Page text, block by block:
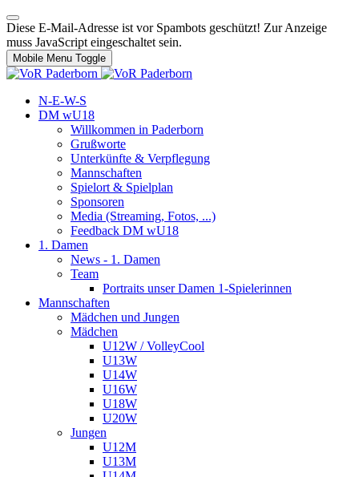
Diese E-Mail-Adresse ist vor Spambots geschützt! Zur Anzeige
muss JavaScript eingeschaltet sein.
Mobile Menu Toggle
N-E-W-S
DM wU18
Willkommen in Paderborn
Grußworte
Unterkünfte & Verpflegung
Mannschaften
Spielort & Spielplan
Sponsoren
Media (Streaming, Fotos, ...)
Feedback DM wU18
1. Damen
News - 1. Damen
Team
Portraits unser Damen 1-Spielerinnen
Mannschaften
Mädchen und Jungen
Mädchen
U12W / VolleyCool
U13W
U14W
U16W
U18W
U20W
Jungen
U12M
U13M